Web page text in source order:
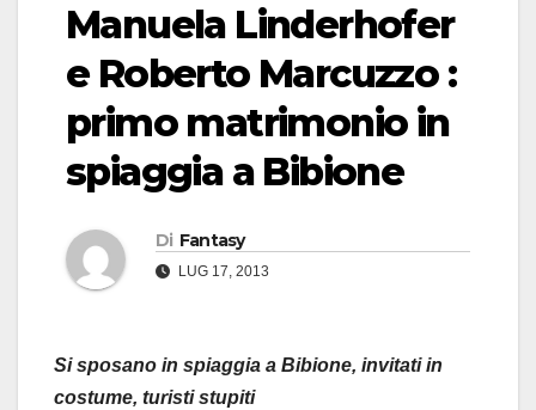
Manuela Linderhofer
e Roberto Marcuzzo :
primo matrimonio in
spiaggia a Bibione
Di Fantasy
LUG 17, 2013
Si sposano in spiaggia a Bibione, invitati in
costume, turisti stupiti